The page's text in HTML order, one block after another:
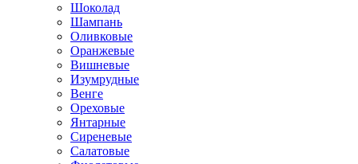
Шоколад
Шампань
Оливковые
Оранжевые
Вишневые
Изумрудные
Венге
Ореховые
Янтарные
Сиреневые
Салатовые